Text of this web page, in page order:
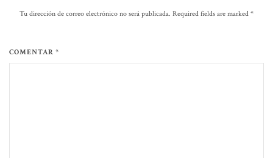
Tu dirección de correo electrónico no será publicada. Required fields are marked *
COMENTAR *